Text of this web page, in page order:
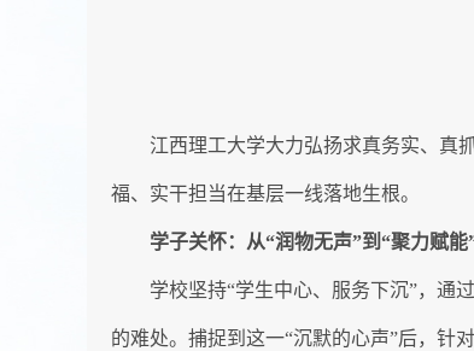
江西理工大学大力弘扬求真务实、真
福、实干担当在基层一线落地生根。
学子关怀：从“润物无声”到“聚力赋能
学校坚持“学生中心、服务下沉”，通
的难处。捕捉到这一“沉默的心声”后，针